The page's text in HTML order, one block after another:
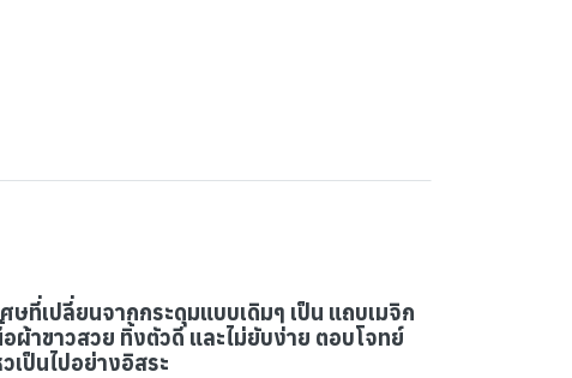
ษที่เปลี่ยนจากกระดุมแบบเดิมๆ เป็น แถบเมจิก
ผ้าขาวสวย ทิ้งตัวดี และไม่ยับง่าย ตอบโจทย์
เป็นไปอย่างอิสระ